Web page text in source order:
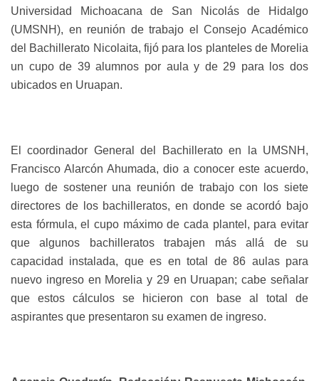
Universidad Michoacana de San Nicolás de Hidalgo
(UMSNH), en reunión de trabajo el Consejo Académico
del Bachillerato Nicolaita, fijó para los planteles de Morelia
un cupo de 39 alumnos por aula y de 29 para los dos
ubicados en Uruapan.
El coordinador General del Bachillerato en la UMSNH,
Francisco Alarcón Ahumada, dio a conocer este acuerdo,
luego de sostener una reunión de trabajo con los siete
directores de los bachilleratos, en donde se acordó bajo
esta fórmula, el cupo máximo de cada plantel, para evitar
que algunos bachilleratos trabajen más allá de su
capacidad instalada, que es en total de 86 aulas para
nuevo ingreso en Morelia y 29 en Uruapan; cabe señalar
que estos cálculos se hicieron con base al total de
aspirantes que presentaron su examen de ingreso.